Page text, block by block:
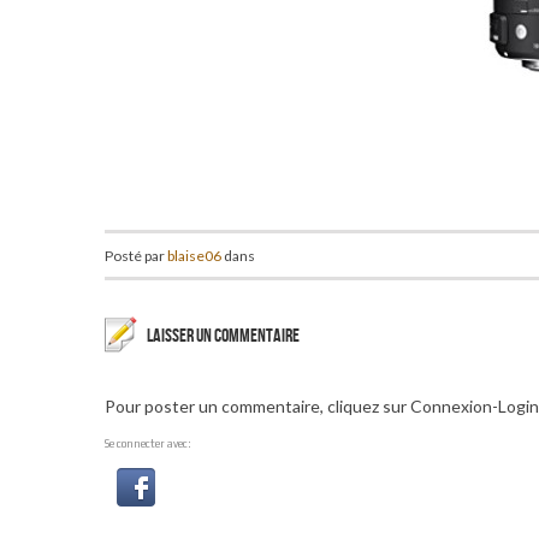
Posté parblaise06dans
LAISSER UN COMMENTAIRE
Pour poster un commentaire, cliquez sur Connexion-
Se connecter avec: